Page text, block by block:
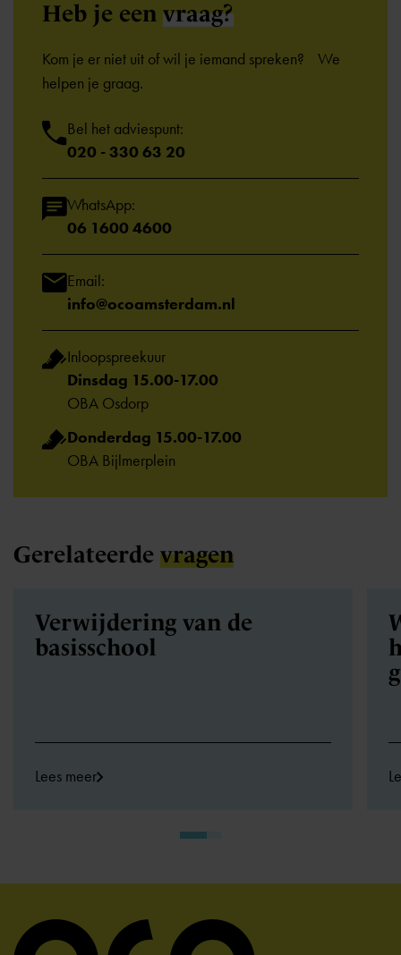
Heb je een vraag?
Kom je er niet uit of wil je iemand spreken? We
helpen je graag.
Bel het adviespunt:
020 - 330 63 20
WhatsApp:
06 1600 4600
Email:
info@ocoamsterdam.nl
Inloopspreekuur
Dinsdag 15.00-17.00
OBA Osdorp
Donderdag 15.00-17.00
OBA Bijlmerplein
Gerelateerde vragen
Verwijdering van de
basisschool
Lees meer